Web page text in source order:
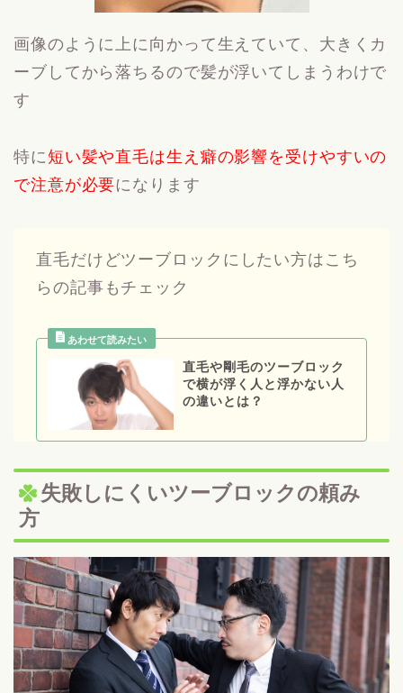
画像のように上に向かって生えていて、大きくカ
ーブしてから落ちるので髪が浮いてしまうわけで
す
特に短い髪や直毛は生え癖の影響を受けやすいの
で注意が必要になります
直毛だけどツーブロックにしたい方はこち
らの記事もチェック
直毛や剛毛のツーブロック
で横が浮く人と浮かない人
の違いとは？
失敗しにくいツーブロックの頼み
方